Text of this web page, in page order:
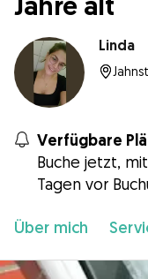
Linda
Verfügbare
Buche jetzt,
Tagen vor
Über mich